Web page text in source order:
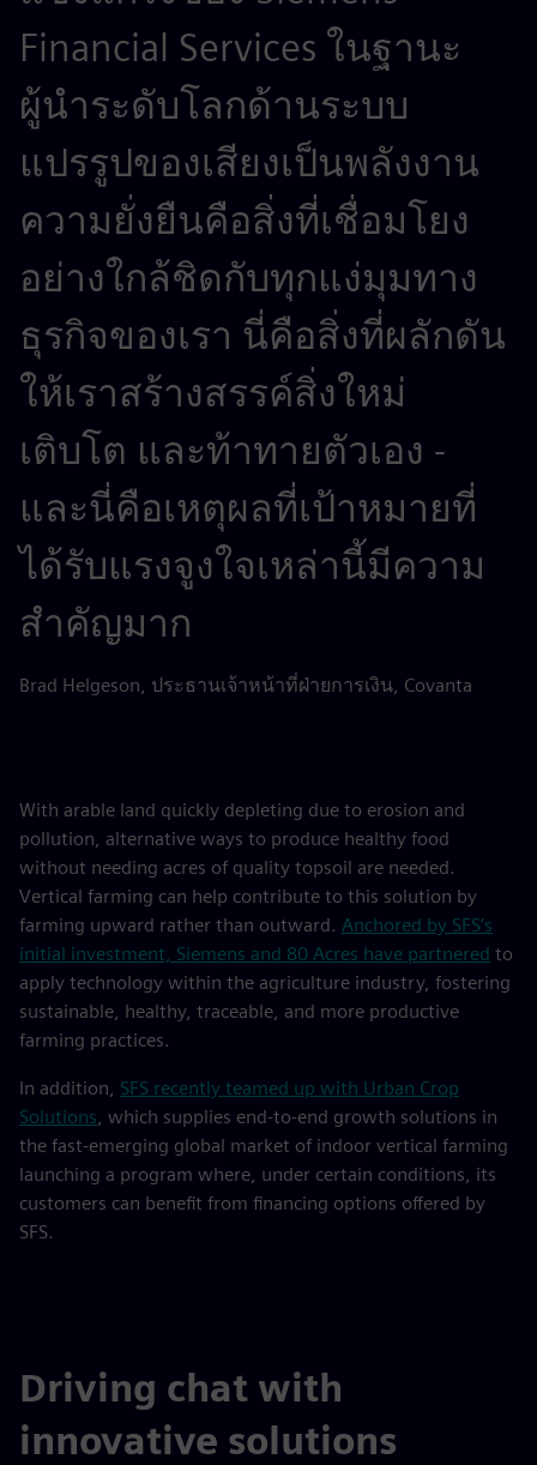
Financial Services ในฐานะ
ผู้นำระดับโลกด้านระบบ
แปรรูปของเสียงเป็นพลังงาน
ความยั่งยืนคือสิ่งที่เชื่อมโยง
อย่างใกล้ชิดกับทุกแง่มุมทาง
ธุรกิจของเรา นี่คือสิ่งที่ผลักดัน
ให้เราสร้างสรรค์สิ่งใหม่
เติบโต และท้าทายตัวเอง -
และนี่คือเหตุผลที่เป้าหมายที่
ได้รับแรงจูงใจเหล่านี้มีความ
สำคัญมาก
Brad Helgeson, ประธานเจ้าหน้าที่ฝ่ายการเงิน, Covanta
With arable land quickly depleting due to erosion and
pollution, alternative ways to produce healthy food
without needing acres of quality topsoil are needed.
Vertical farming can help contribute to this solution by
farming upward rather than outward. Anchored by SFS’s
initial investment, Siemens and 80 Acres have partnered to
apply technology within the agriculture industry, fostering
sustainable, healthy, traceable, and more productive
farming practices.
In addition, SFS recently teamed up with Urban Crop
Solutions, which supplies end-to-end growth solutions in
the fast-emerging global market of indoor vertical farming
launching a program where, under certain conditions, its
customers can benefit from financing options offered by
SFS.
Driving chat with
innovative solutions